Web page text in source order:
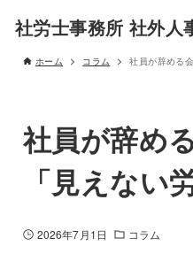
社労士事務所 社外人
ホーム コラム 社員が辞める
社員が辞め
「見えない
2026年7月1日 コラム